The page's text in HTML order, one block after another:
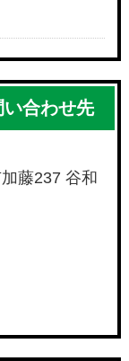
合わせ先
藤237 谷和